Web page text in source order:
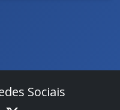
Sociais